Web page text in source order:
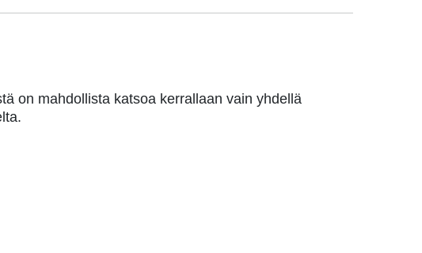
on mahdollista katsoa kerrallaan vain yhdellä